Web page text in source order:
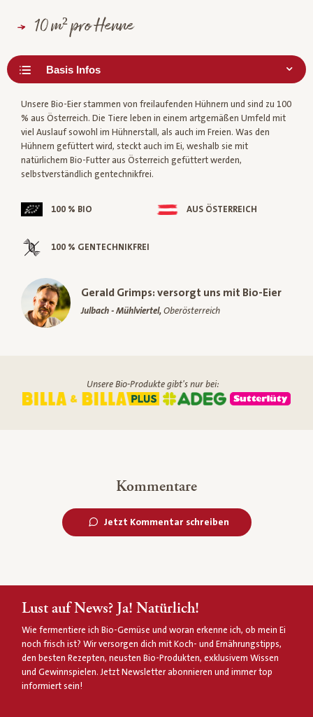
10 m² pro Henne
Unsere Bio-Eier stammen von freilaufenden Hühnern und sind zu 100
% aus Österreich. Die Tiere leben in einem artgemäßen Umfeld mit
viel Auslauf sowohl im Hühnerstall, als auch im Freien. Was den
Hühnern gefüttert wird, steckt auch im Ei, weshalb sie mit
natürlichem Bio-Futter aus Österreich gefüttert werden,
selbstverständlich gentechnikfrei.
100 % BIO AUS ÖSTERREICH
100 % GENTECHNIKFREI
Gerald Grimps: versorgt uns mit Bio-Eier
Julbach - Mühlviertel, Oberösterreich
Unsere Bio-Produkte gibt's nur bei:
Kommentare
Jetzt Kommentar schreiben
Lust auf News? Ja! Natürlich!
Wie fermentiere ich Bio-Gemüse und woran erkenne ich, ob mein Ei
noch frisch ist? Wir versorgen dich mit Koch- und Ernährungstipps,
den besten Rezepten, neusten Bio-Produkten, exklusivem Wissen
und Gewinnspielen. Jetzt Newsletter abonnieren und immer top
informiert sein!